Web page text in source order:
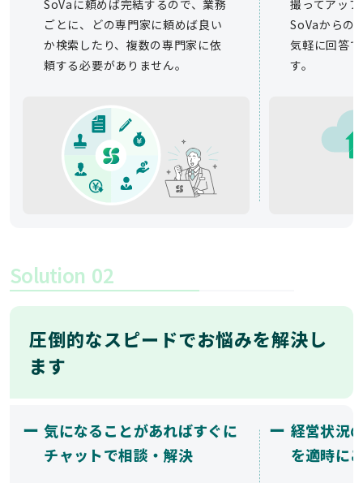
SoVaに頼めば完結するので、業務
ごとに、どの専門家に頼めば良い
か検索したり、複数の専門家に依
頼する必要がありません。
撮ってアッ
SoVaからの
気軽に回答
す。
Solution 02
圧倒的なスピードでお悩みを解決し
ます
ー 気になることがあればすぐに
チャットで相談・解決
ー 経営状況
を適時に